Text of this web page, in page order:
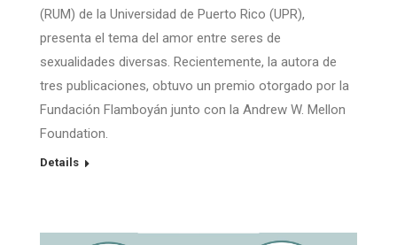
(RUM) de la Universidad de Puerto Rico (UPR),
presenta el tema del amor entre seres de
sexualidades diversas. Recientemente, la autora de
tres publicaciones, obtuvo un premio otorgado por la
Fundación Flamboyán junto con la Andrew W. Mellon
Foundation.
Details